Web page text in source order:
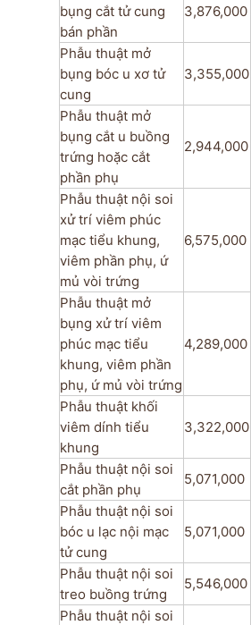
bụng cắt tử cung
bán phần
3,876,000
Phẫu thuật mở
bụng bóc u xơ tử
cung
3,355,000
Phẫu thuật mở
bụng cắt u buồng
trứng hoặc cắt
phần phụ
2,944,000
Phẫu thuật nội soi
xử trí viêm phúc
mạc tiểu khung,
viêm phần phụ, ứ
mủ vòi trứng
6,575,000
Phẫu thuật mở
bụng xử trí viêm
phúc mạc tiểu
khung, viêm phần
phụ, ứ mủ vòi trứng
4,289,000
Phẫu thuật khối
viêm dính tiểu
khung
3,322,000
Phẫu thuật nội soi
cắt phần phụ
5,071,000
Phẫu thuật nội soi
bóc u lạc nội mạc
tử cung
5,071,000
Phẫu thuật nội soi
treo buồng trứng
5,546,000
Phẫu thuật nội soi